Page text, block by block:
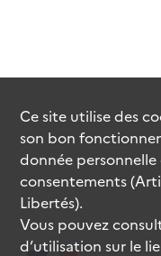
Ce site utilise des
son bon
donnée
consentements
Libertés).
Vous pouvez
d’utilisation sur le